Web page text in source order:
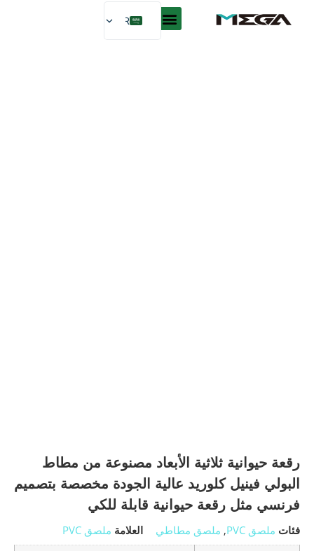
EN
رقعة حيوانية ثلاثية الأبعاد مصنوعة من مطاط
البولي فينيل كلوريد عالية الجودة مخصصة بتصميم
فرنسي مثل رقعة حيوانية قابلة للكي
فئات ملصق PVC , ملصق مطاطي العلامة ملصق PVC